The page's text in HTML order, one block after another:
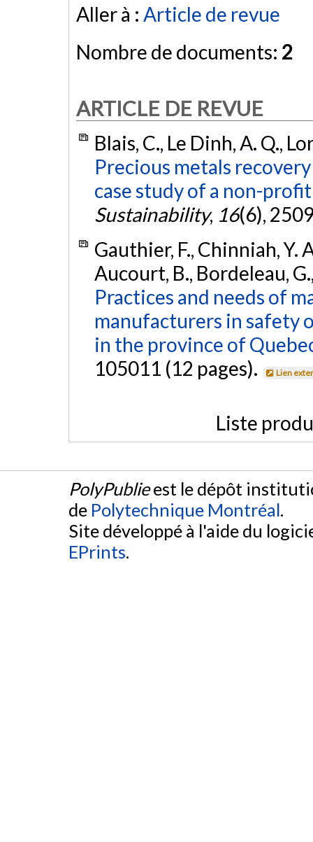
Aller à : Article de revue
Nombre de documents: 2
ARTICLE DE REVUE
Blais, C., Le Dinh, A. Q.,
Precious metals
case study of a non-
Sustainability, 16(6),
Gauthier, F., Chinniah, Y.
Aucourt, B., Bordeleau,
Practices and needs of
manufacturers in safety
in the province of
105011 (12 pages).
Lien
Liste
PolyPublieest le dépôt
de Polytechnique Montréal.
Site développé à l'aide du
EPrints.